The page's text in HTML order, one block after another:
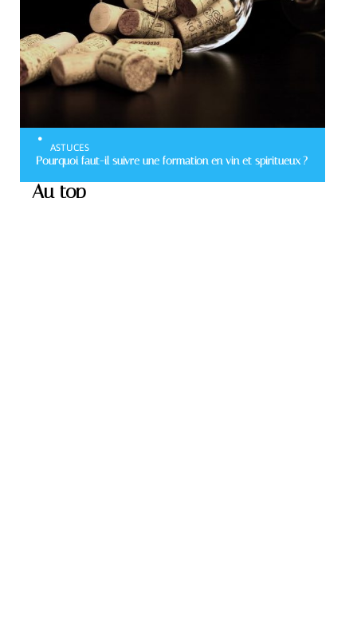
ASTUCES
Pourquoi faut-il suivre une formation en vin et spiritueux ?
Au top